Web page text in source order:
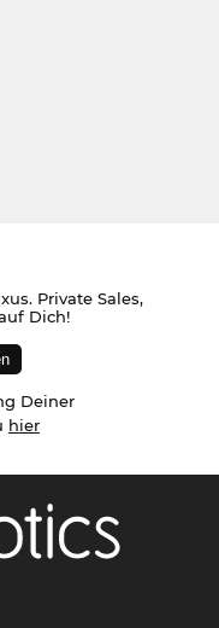
Private Sales,
Dich!
Deiner
hier